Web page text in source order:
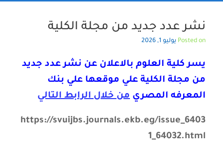
نشر عدد جديد من مجلة الكلية
Posted on يوليو 1, 2026
يسر كلية العلوم بالاعلان عن نشر عدد جديد
من مجلة الكلية علي موقعها علي بنك
المعرفه المصري من خلال الرابط التالي
https://svuijbs.journals.ekb.eg/issue_6403
1_64032.html